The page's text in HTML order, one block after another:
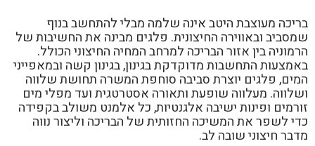
בריכה מעוצבת היטב אינה שלמה מבלי להתחשב בנוף
שמסביב ובאווירה החיצונית. פלגים מבינה את החשיבות של
הרמוניה בין אזור הבריכה למרחב המחיה החיצוני הכולל.
באמצעות התחשבות מדוקדקת בגינון, בגינון קשה ובמאפייני
המים, פלגים יוצרת סביבה סוחפת המשרה תחושת שלווה
ושלווה. מעלווה שופעת ותאורה אסטרטגית ועד מפלי מים
זורמים ופינות ישיבה אלגנטיות, כל אלמנט משולב בקפידה
כדי לשפר את המשיכה החזותית של הבריכה וליצור נווה
מדבר חיצוני שובה לב.